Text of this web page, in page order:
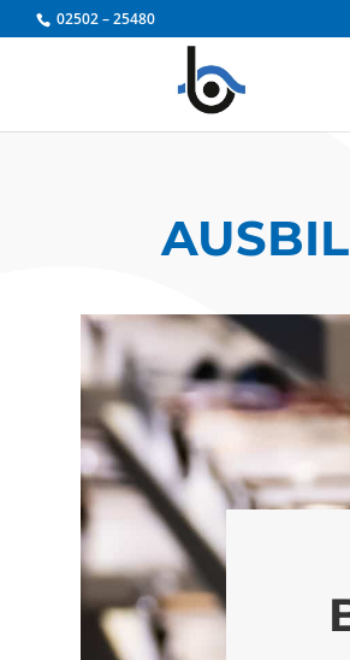
Inhalt
02502 – 25480